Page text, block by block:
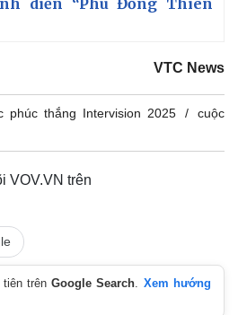
diễn “Phù Đổng Thiên
VTC News
phúc thắng Intervision 2025
cuộc
VOV.VN trên
tiên trênGoogle Search. Xem hướng